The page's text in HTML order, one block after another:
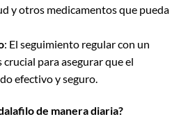
y otros medicamentos que pueda
: El seguimiento regular con un
para asegurar que el
efectivo y seguro.
de manera diaria?